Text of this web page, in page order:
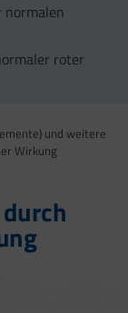
normalen
roter
und weitere
Wirkung